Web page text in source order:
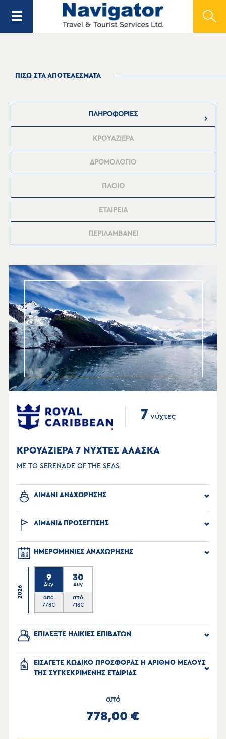
ΠΙΣΩ ΣΤΑ ΑΠΟΤΕΛΕΣΜΑΤΑ
ΠΛΗΡΟΦΟΡΙΕΣ
ΚΡΟΥΑΖΙΕΡΑ
ΔΡΟΜΟΛΟΓΙΟ
ΠΛΟΙΟ
ΕΤΑΙΡΕΙΑ
ΠΕΡΙΛΑΜΒΑΝΕΙ
7 νύχτες
ΚΡΟΥΑΖΙΕΡΑ 7 ΝΥΧΤΕΣ ΑΛΑΣΚΑ
ΜΕ ΤΟ SERENADE OF THE SEAS
ΛΙΜΑΝΙ ΑΝΑΧΩΡΗΣΗΣ
ΛΙΜΑΝΙΑ ΠΡΟΣΕΓΓΙΣΗΣ
ΗΜΕΡΟΜΗΝΙΕΣ ΑΝΑΧΩΡΗΣΗΣ
2026
9
Αυγ
από
778€
30
Αυγ
από
718€
ΕΠΙΛΕΞΤΕ ΗΛΙΚΙΕΣ ΕΠΙΒΑΤΩΝ
ΕΙΣΑΓΕΤΕ ΚΩΔΙΚΟ ΠΡΟΣΦΟΡΑΣ Η ΑΡΙΘΜΟ ΜΕΛΟΥΣ
ΤΗΣ ΣΥΓΚΕΚΡΙΜΕΝΗΣ ΕΤΑΙΡΙΑΣ
από
778,00 €